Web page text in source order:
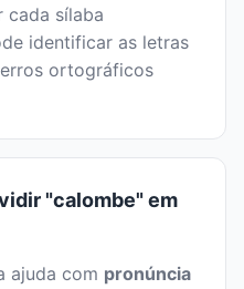
cada sílaba
identificar as letras
ortográficos
"calombe" em
ajuda com pronúncia